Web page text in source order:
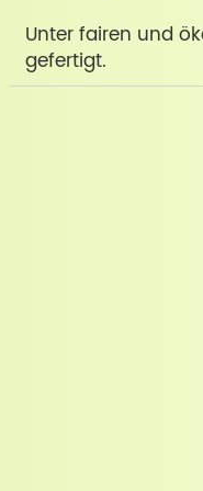
Unter fairen und
gefertigt.